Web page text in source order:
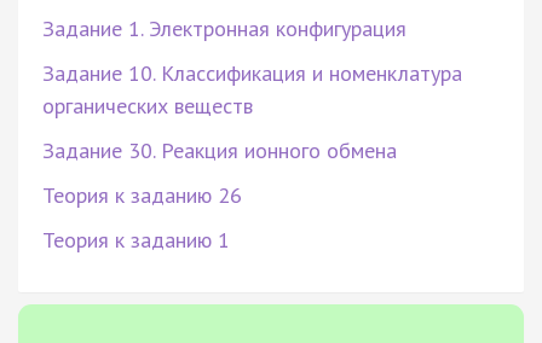
Задание 1. Электронная конфигурация
Задание 10. Классификация и номенклатура
органических веществ
Задание 30. Реакция ионного обмена
Теория к заданию 26
Теория к заданию 1